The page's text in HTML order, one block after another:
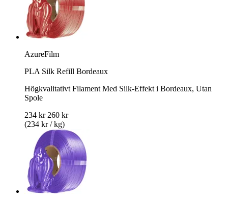
AzureFilm
PLA Silk Refill Bordeaux
Högkvalitativt Filament Med Silk-Effekt i Bordeaux, Utan
Spole
234 kr 260 kr
(234 kr / kg)